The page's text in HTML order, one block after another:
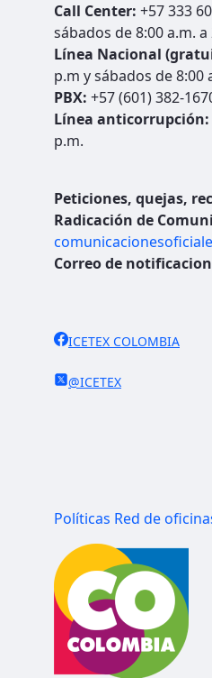
Call Center: +57 333
sábados de 8:00 a.m. a
Línea Nacional
p.m y sábados de 8:00
PBX: +57 (601) 382-
Línea anticorrupción:
p.m.
Peticiones, quejas,
Radicación de
Correo de
ICETEX COLOMBIA
@ICETEX
Políticas Red de